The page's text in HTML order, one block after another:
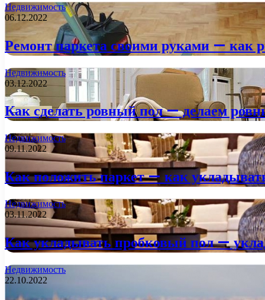
Недвижимость
06.12.2022
Ремонт паркета своими руками — как
Недвижимость
03.12.2022
Как сделать ровный пол — делаем
Недвижимость
09.11.2022
Как положить паркет — как
Недвижимость
03.11.2022
Как укладывать пробковый пол —
Недвижимость
22.10.2022